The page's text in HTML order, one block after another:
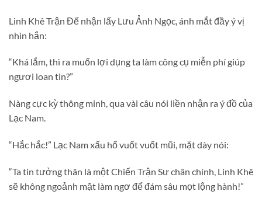
Linh Khê Trận Đế nhận lấy Lưu Ảnh Ngọc, ánh mắt đầy ý vị
nhìn hắn:
“Khá lắm, thì ra muốn lợi dụng ta làm công cụ miễn phí giúp
ngươi loan tin?”
Nàng cực kỳ thông minh, qua vài câu nói liền nhận ra ý đồ của
Lạc Nam.
“Hắc hắc!” Lạc Nam xấu hổ vuốt vuốt mũi, mặt dày nói:
“Ta tin tưởng thân là một Chiến Trận Sư chân chính, Linh Khê
sẽ không ngoảnh mặt làm ngơ để đám sâu mọt lộng hành!”